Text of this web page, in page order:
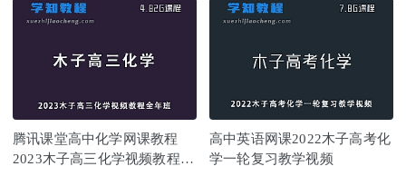
腾讯课堂高中化学网课教程
2023木子高三化学视频教程全
高中英语网课2022木子高考化
学一轮复习教学视频